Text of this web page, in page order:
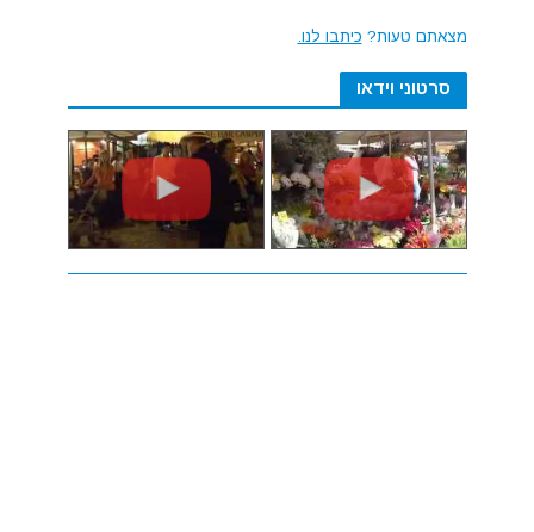
מצאתם טעות? כיתבו לנו.
סרטוני וידאו